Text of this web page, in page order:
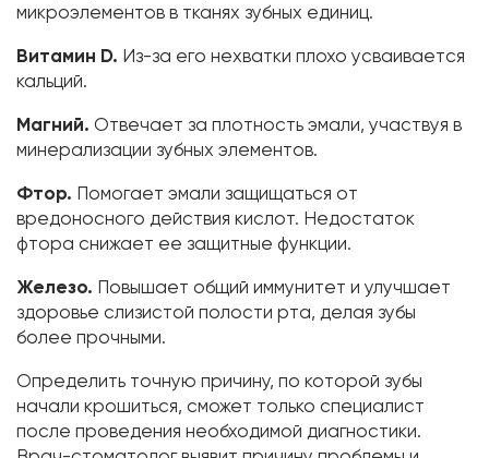
микроэлементов в тканях зубных единиц.
Витамин D. Из-за его нехватки плохо усваивается
кальций.
Магний. Отвечает за плотность эмали, участвуя в
минерализации зубных элементов.
Фтор. Помогает эмали защищаться от
вредоносного действия кислот. Недостаток
фтора снижает ее защитные функции.
Железо. Повышает общий иммунитет и улучшает
здоровье слизистой полости рта, делая зубы
более прочными.
Определить точную причину, по которой зубы
начали крошиться, сможет только специалист
после проведения необходимой диагностики.